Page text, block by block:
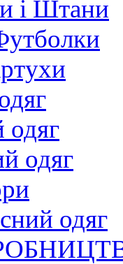
і Штани
одяг
одяг
одяг